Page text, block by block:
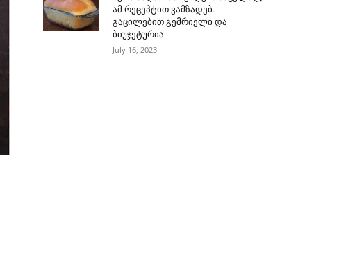
ამ რეცეპტით ვამზადებ.
გაცილებით გემრიელი და
ბიუჯეტურია
July 16, 2023